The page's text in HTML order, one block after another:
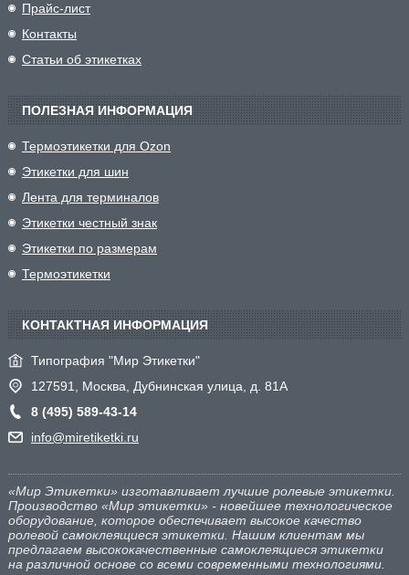
Прайс-лист
Контакты
Статьи об этикетках
ПОЛЕЗНАЯ ИНФОРМАЦИЯ
Термоэтикетки для Ozon
Этикетки для шин
Лента для терминалов
Этикетки честный знак
Этикетки по размерам
Термоэтикетки
КОНТАКТНАЯ ИНФОРМАЦИЯ
Типография "Мир Этикетки"
127591, Москва, Дубнинская улица, д. 81А
8 (495) 589-43-14
info@miretiketki.ru
«Мир Этикетки» изготавливает лучшие ролевые этикетки.
Производство «Мир этикетки» - новейшее технологическое
оборудование, которое обеспечивает высокое качество
ролевой самоклеящиеся этикетки. Нашим клиентам мы
предлагаем высококачественные самоклеящиеся этикетки
на различной основе со всеми современными технологиями.